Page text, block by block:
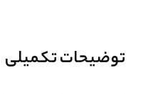
توضیحات تکمیلی